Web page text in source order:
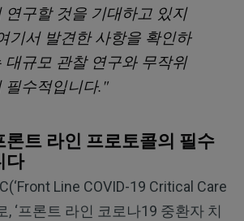
연구할 것을 기대하고 있지
기서 발견한 사항을 확인하
대규모 관찰 연구와 무작위
필수적입니다."
론트 라인 프로토콜의 필수
다
Line COVID-19 Critical Care
, ‘프론트 라인 코로나19 중환자 치